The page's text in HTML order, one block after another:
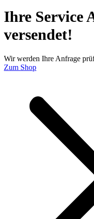
Ihre Service
versendet!
Wir werden Ihre Anfrage
Zum Shop